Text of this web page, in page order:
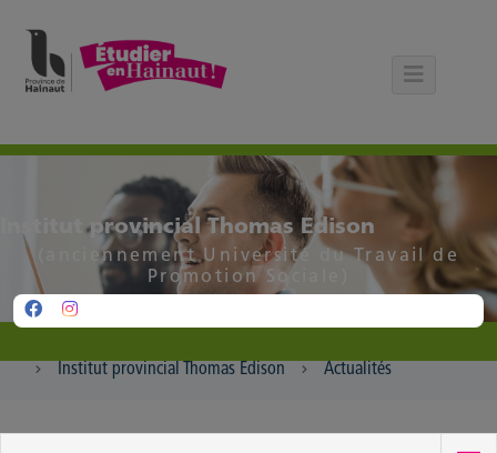
Institut provincial Thomas Edison
(anciennement Université du Travail de
Promotion Sociale)
Institut provincial Thomas Edison Actualités